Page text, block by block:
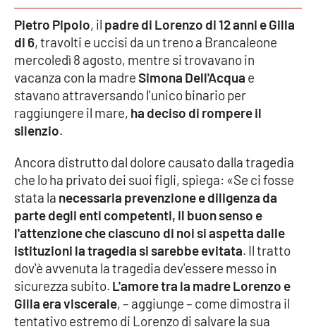
Meteo
Editoriali
VIDEO
Ambiente
Cronaca
Cultura
Economia e Lavoro
Politica
Sanità
Pietro Pipolo, il padre di Lorenzo di 12 anni e Gilla
di 6, travolti e uccisi da un treno a Brancaleone
mercoledì 8 agosto, mentre si trovavano in
vacanza con la madreSimona Dell'Acqua e
stavano attraversando l'unico binario per
raggiungere il mare, ha deciso di rompere il
silenzio.
Ancora distrutto dal dolore causato dalla tragedia
che lo ha privato dei suoi figli, spiega: «Se ci fosse
stata la necessaria prevenzione e diligenza da
parte degli enti competenti, il buon senso e
l'attenzione che ciascuno di noi si aspetta dalle
istituzioni la tragedia si sarebbe evitata. Il tratto
dov'è avvenuta la tragedia dev'essere messo in
sicurezza subito. L'amore tra la madre Lorenzo e
Gilla era viscerale, – aggiunge – come dimostra il
tentativo estremo di Lorenzo di salvare la sua